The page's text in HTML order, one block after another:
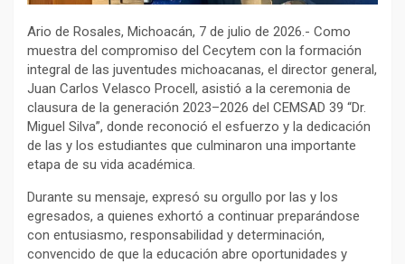
Ario de Rosales, Michoacán, 7 de julio de 2026.- Como
muestra del compromiso del Cecytem con la formación
integral de las juventudes michoacanas, el director general,
Juan Carlos Velasco Procell, asistió a la ceremonia de
clausura de la generación 2023–2026 del CEMSAD 39 “Dr.
Miguel Silva”, donde reconoció el esfuerzo y la dedicación
de las y los estudiantes que culminaron una importante
etapa de su vida académica.
Durante su mensaje, expresó su orgullo por las y los
egresados, a quienes exhortó a continuar preparándose
con entusiasmo, responsabilidad y determinación,
convencido de que la educación abre oportunidades y